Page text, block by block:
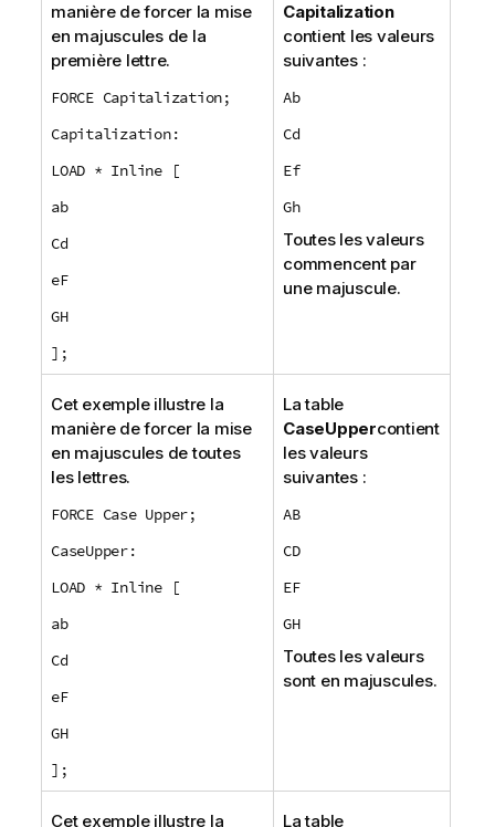
manière de forcer la mise
en majuscules de la
première lettre.
FORCE Capitalization;
Capitalization:
LOAD * Inline [
ab
Cd
eF
GH
];
Capitalization
contient les valeurs
suivantes :
Ab
Cd
Ef
Gh
Toutes les valeurs
commencent par
une majuscule.
Cet exemple illustre la
manière de forcer la mise
en majuscules de toutes
les lettres.
FORCE Case Upper;
CaseUpper:
LOAD * Inline [
ab
Cd
eF
GH
];
La table
CaseUppercontient
les valeurs
suivantes :
AB
CD
EF
GH
Toutes les valeurs
sont en majuscules.
Cet exemple illustre la La table